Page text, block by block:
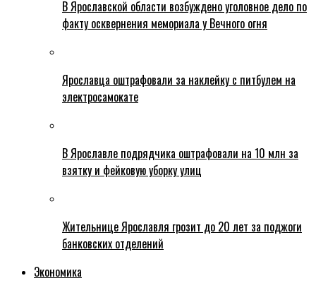
В Ярославской области возбуждено уголовное дело по
факту осквернения мемориала у Вечного огня
Ярославца оштрафовали за наклейку с питбулем на
электросамокате
В Ярославле подрядчика оштрафовали на 10 млн за
взятку и фейковую уборку улиц
Жительнице Ярославля грозит до 20 лет за поджоги
банковских отделений
Экономика